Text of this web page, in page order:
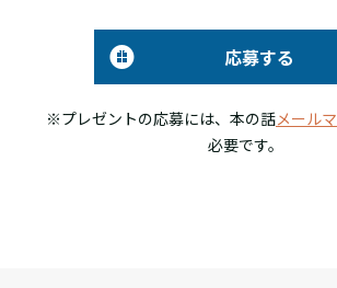
応募する
※プレゼントの応募には、本の話メール
必要です。